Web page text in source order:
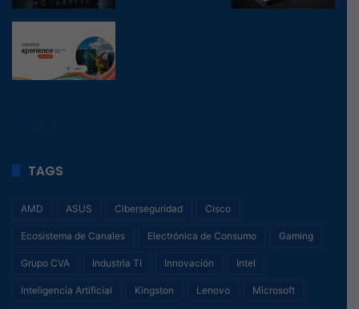
TAGS
AMD ASUS Ciberseguridad Cisco
Ecosistema de Canales Electrónica de Consumo Gaming
Grupo CVA Industria TI Innovación Intel
Inteligencia Artificial Kingston Lenovo Microsoft